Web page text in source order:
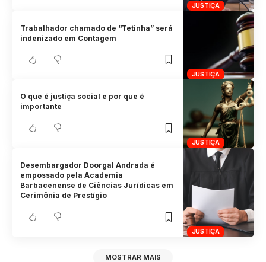
JUSTIÇA
JUSTIÇA
Trabalhador chamado de “Tetinha” será
indenizado em Contagem
JUSTIÇA
O que é justiça social e por que é
importante
JUSTIÇA
Desembargador Doorgal Andrada é
empossado pela Academia
Barbacenense de Ciências Jurídicas em
Cerimônia de Prestígio
MOSTRAR MAIS